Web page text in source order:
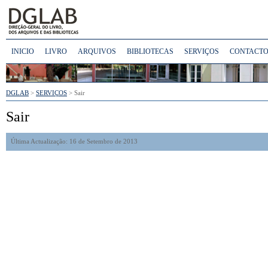
INICIO LIVRO ARQUIVOS BIBLIOTECAS SERVIÇOS
DGLAB > SERVIÇOS > Sair
Sair
Última Actualização: 16 de Setembro de 2013